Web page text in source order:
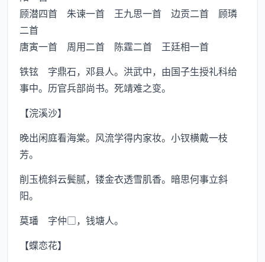
顾潜四首 朱谏一首 王九思一首 边贡二首 顾璘
二首
唐寅一首 周用二首 陈霆二首 王廷相一首
铁铉 字鼎石，邓县人。洪武中，由国子生授礼科给
事中。历官兵部尚书。死靖难之变。
【浣溪沙】
晚出闲庭看海棠。风流学得内家妆。小钗横戴一枝
芳。
削玉梳斜云鬓腻，镂金衣透雪肌香。暗思何事立斜
阳。
莫璠 字仲□，钱塘人。
【蝶恋花】